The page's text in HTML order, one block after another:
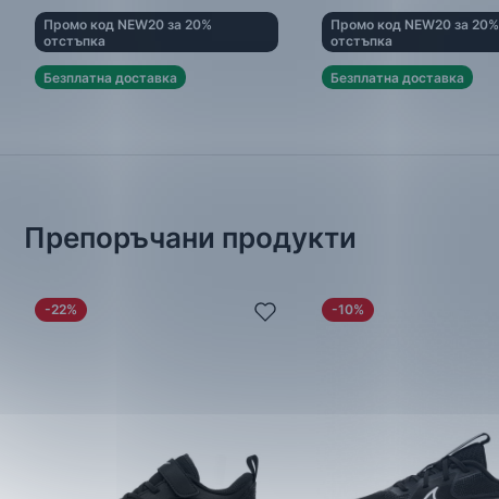
Промо код NEW20 за 20%
отстъпка
Безплатна доставка
Промо код NEW20 за 20%
отстъпка
Безплатна доставка
Препоръчани продукти
-22% -10%